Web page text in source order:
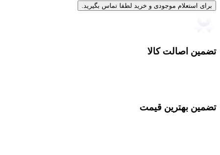
برای استعلام موجودی و خرید لطفا تماس بگیرید.
تضمین اصالت کالا
تضمین بهترین قیمت